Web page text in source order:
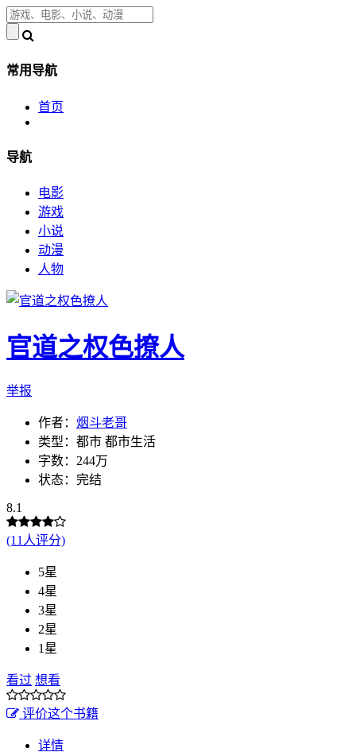
常用导航
首页
导航
电影
游戏
小说
动漫
人物
官道之权色撩人
举报
作者： 烟斗老哥
类型：都市 都市生活
字数：244万
状态：完结
8.1
(11人评分)
5星
4星
3星
2星
1星
看过 想看
评价这个书籍
详情